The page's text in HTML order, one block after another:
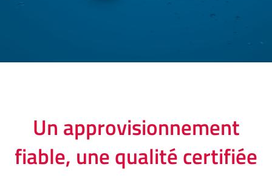
Un approvisionnement
fiable, une qualité certifiée